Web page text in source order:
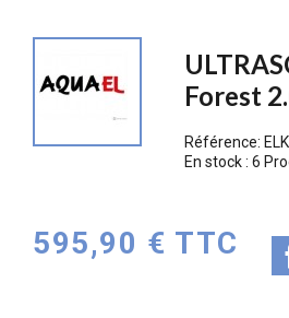
Forest
Référence:
En stock :6
595,90 € TTC